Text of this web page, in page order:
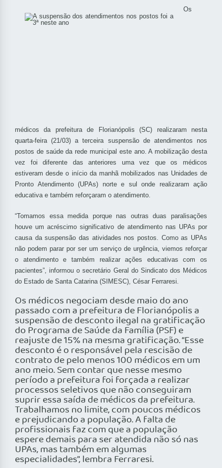
Os
médicos da prefeitura de Florianópolis (SC) realizaram nesta
quarta-feira (21/03) a terceira suspensão de atendimentos nos
postos de saúde da rede municipal este ano. A mobilização desta
vez foi diferente das anteriores uma vez que os médicos
estiveram desde o início da manhã mobilizados nas Unidades de
Pronto Atendimento (UPAs) norte e sul onde realizaram ação
educativa e também reforçaram o atendimento.
“Tomamos essa medida porque nas outras duas paralisações
houve um acréscimo significativo de atendimento nas UPAs por
causa da suspensão das atividades nos postos. Como as UPAs
não podem parar por ser um serviço de urgência, viemos reforçar
o atendimento e também realizar ações educativas com os
pacientes”, informou o secretário Geral do Sindicato dos Médicos
do Estado de Santa Catarina (SIMESC), César Ferraresi.
Os médicos negociam desde maio do ano
passado com a prefeitura de Florianópolis a
suspensão de desconto ilegal na gratificação
do Programa de Saúde da Família (PSF) e
reajuste de 15% na mesma gratificação. “Esse
desconto é o responsável pela rescisão de
contrato de pelo menos 100 médicos em um
ano meio. Sem contar que nesse mesmo
período a prefeitura foi forçada a realizar
processos seletivos que não conseguiram
suprir essa saída de médicos da prefeitura.
Trabalhamos no limite, com poucos médicos
e prejudicando a população. A falta de
profissionais faz com que a população
espere demais para ser atendida não só nas
UPAs, mas também em algumas
especialidades”, lembra Ferraresi.